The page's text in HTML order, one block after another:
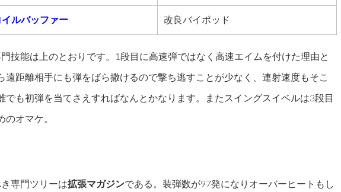
イルバッファー 改良バイポッド
門技能は上のとおりです。1段目に高速弾ではなく高速エイムを付けた理由と
遠距離相手にも弾をばら撒けるので撃ち逃すことが少なく、連射速度もそこ
でも初弾を当てさえすればなんとかなります。またスイングスイベルは3段目
のオマケ。
専門ツリーは拡張マガジンである。装弾数が97発になりオーバーヒートもし